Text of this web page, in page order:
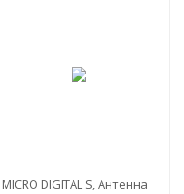
MICRO DIGITAL S, Антенна